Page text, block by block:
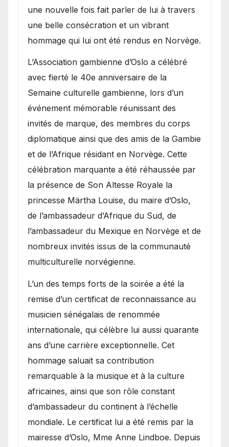
une nouvelle fois fait parler de lui à travers
une belle consécration et un vibrant
hommage qui lui ont été rendus en Norvège.
​L’Association gambienne d’Oslo a célébré
avec fierté le 40e anniversaire de la
Semaine culturelle gambienne, lors d’un
événement mémorable réunissant des
invités de marque, des membres du corps
diplomatique ainsi que des amis de la Gambie
et de l’Afrique résidant en Norvège. Cette
célébration marquante a été réhaussée par
la présence de Son Altesse Royale la
princesse Märtha Louise, du maire d’Oslo,
de l’ambassadeur d’Afrique du Sud, de
l’ambassadeur du Mexique en Norvège et de
nombreux invités issus de la communauté
multiculturelle norvégienne.
​L’un des temps forts de la soirée a été la
remise d’un certificat de reconnaissance au
musicien sénégalais de renommée
internationale, qui célèbre lui aussi quarante
ans d’une carrière exceptionnelle. Cet
hommage saluait sa contribution
remarquable à la musique et à la culture
africaines, ainsi que son rôle constant
d’ambassadeur du continent à l’échelle
mondiale. Le certificat lui a été remis par la
mairesse d’Oslo, Mme Anne Lindboe. Depuis